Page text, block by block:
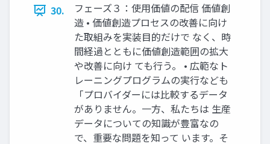
30.
フェーズ３：使用価値の配信 価値創
造 • 価値創造プロセスの改善に向け
た取組みを実装目的だけで なく、時
間経過とともに価値創造範囲の拡大
や改善に向け ても行う。 • 広範なト
レーニングプログラムの実行なども
「プロバイダーには比較するデータ
がありません。一方、私たちは 生産
データについての知識が豊富なの
で、重要な問題を知って います。そ